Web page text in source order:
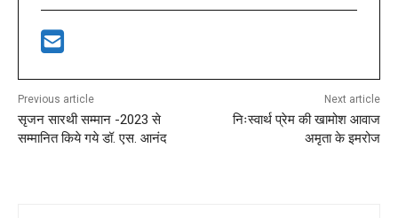
Previous article
सृजन सारथी सम्मान -2023 से
सम्मानित किये गये डॉ. एस. आनंद
Next article
निःस्वार्थ प्रेम की खामोश आवाज
अमृता के इमरोज